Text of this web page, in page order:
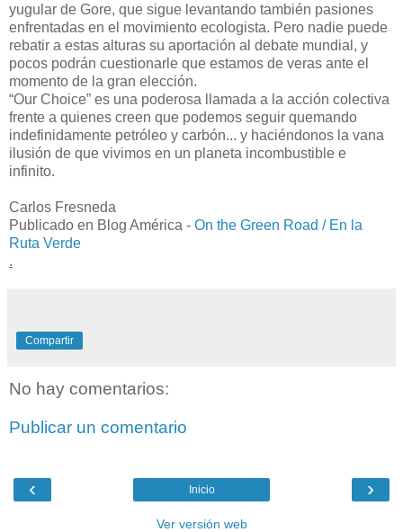
yugular de Gore, que sigue levantando también pasiones
enfrentadas en el movimiento ecologista. Pero nadie puede
rebatir a estas alturas su aportación al debate mundial, y
pocos podrán cuestionarle que estamos de veras ante el
momento de la gran elección.
“Our Choice” es una poderosa llamada a la acción colectiva
frente a quienes creen que podemos seguir quemando
indefinidamente petróleo y carbón... y haciéndonos la vana
ilusión de que vivimos en un planeta incombustible e
infinito.
Carlos Fresneda
Publicado en Blog América - On the Green Road / En la
Ruta Verde
.
Compartir
No hay comentarios:
Publicar un comentario
‹ ›
Inicio
Ver versión web